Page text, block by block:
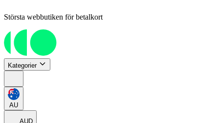
Största webbutiken för betalkort
Kategorier
AU
AUD